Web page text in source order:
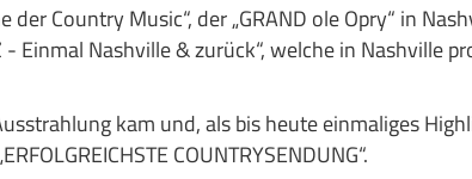
Country Music“, der „GRAND ole Opry“ in
Einmal Nashville & zurück“, welche in Nashville
kam und, als bis heute einmaliges
COUNTRYSENDUNG“.